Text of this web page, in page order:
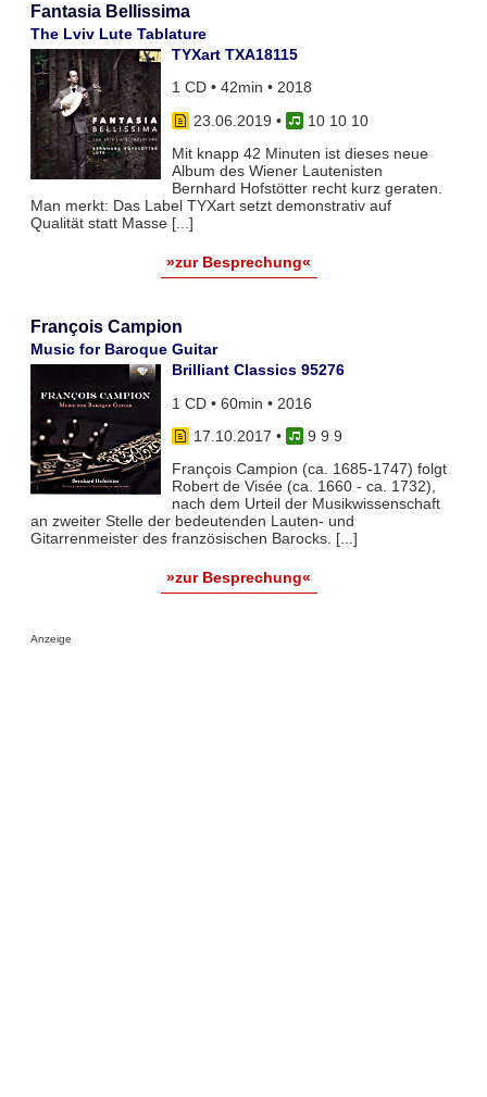
Fantasia Bellissima
The Lviv Lute Tablature
TYXart TXA18115
1 CD • 42min • 2018
23.06.2019 •
10 10 10
Mit knapp 42 Minuten ist dieses neue
Album des Wiener Lautenisten
Bernhard Hofstötter recht kurz geraten.
Man merkt: Das Label TYXart setzt demonstrativ auf
Qualität statt Masse [...]
»zur Besprechung«
François Campion
Music for Baroque Guitar
Brilliant Classics 95276
1 CD • 60min • 2016
17.10.2017 •
9 9 9
François Campion (ca. 1685-1747) folgt
Robert de Visée (ca. 1660 - ca. 1732),
nach dem Urteil der Musikwissenschaft
an zweiter Stelle der bedeutenden Lauten- und
Gitarrenmeister des französischen Barocks. [...]
»zur Besprechung«
Anzeige